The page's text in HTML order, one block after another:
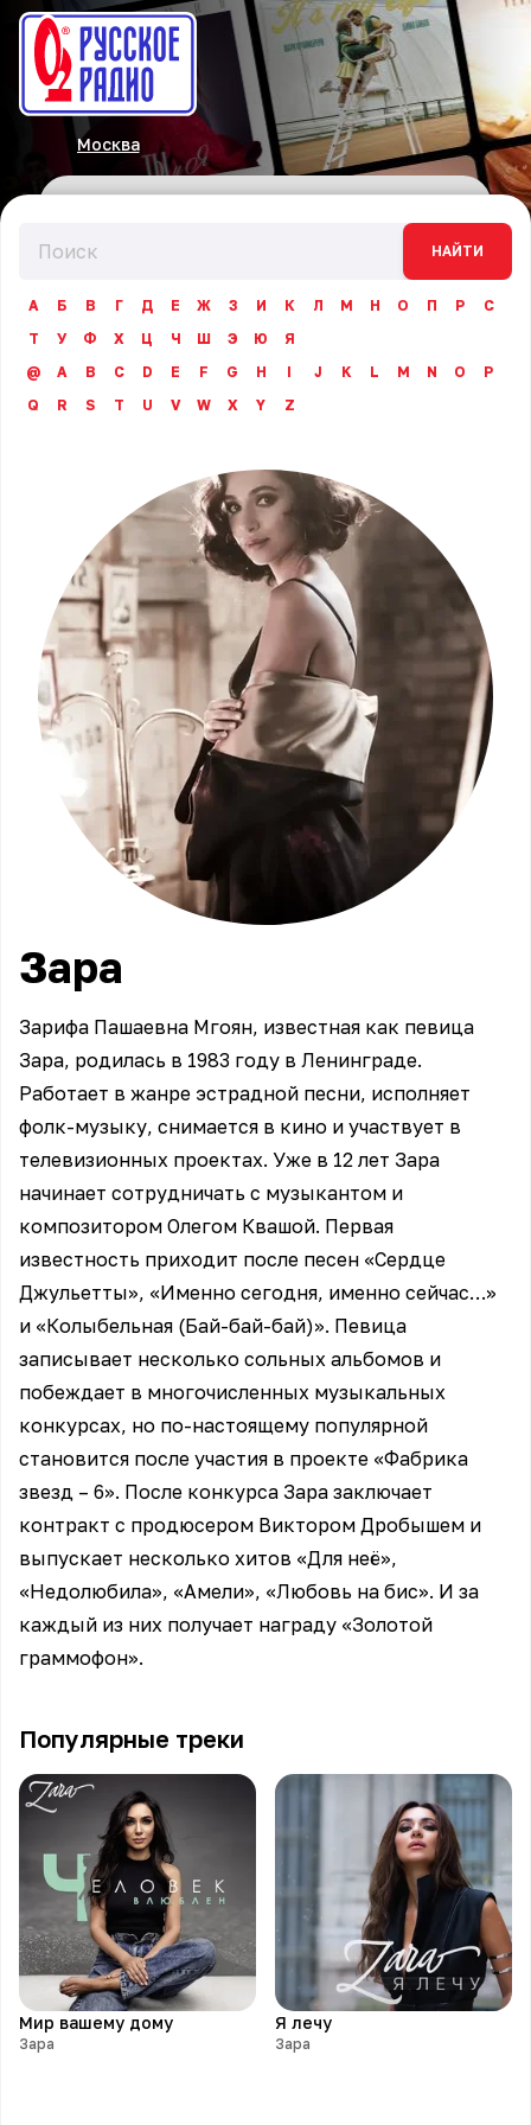
Москва
НАЙТИ
А Б В Г Д Е Ж З И К Л М Н О П Р
С
Т
У Ф Х Ц Ч Ш Э Ю
Я
@
A B C D E F G H I J K L M N O
P
Q
R S T U V W X Y Z
Зара
Зарифа Пашаевна Мгоян, известная как певица
Зара, родилась в 1983 году в Ленинграде.
Работает в жанре эстрадной песни, исполняет
фолк-музыку, снимается в кино и участвует в
телевизионных проектах. Уже в 12 лет Зара
начинает сотрудничать с музыкантом и
композитором Олегом Квашой. Первая
известность приходит после песен «Сердце
Джульетты», «Именно сегодня, именно сейчас…»
и «Колыбельная (Бай-бай-бай)». Певица
записывает несколько сольных альбомов и
побеждает в многочисленных музыкальных
конкурсах, но по-настоящему популярной
становится после участия в проекте «Фабрика
звезд – 6». После конкурса Зара заключает
контракт с продюсером Виктором Дробышем и
выпускает несколько хитов «Для неё»,
«Недолюбила», «Амели», «Любовь на бис». И за
каждый из них получает награду «Золотой
граммофон».
Популярные треки
Мир вашему дому
Зара
Я лечу
Зара